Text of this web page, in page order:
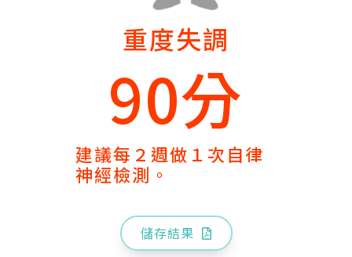
重度失調
90分
建議每２週做１次自律
神經檢測。
儲存結果